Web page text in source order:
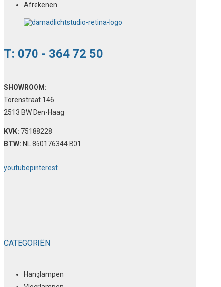
Afrekenen
T: 070 - 364 72 50
SHOWROOM:
Torenstraat 146
2513 BW Den-Haag
KVK: 75188228
BTW: NL 860176344 B01
youtubepinterest
CATEGORIËN
Hanglampen